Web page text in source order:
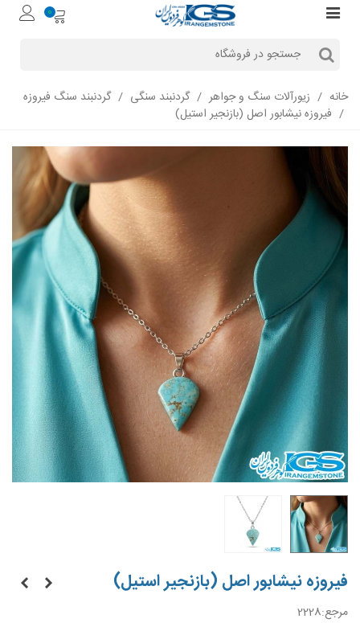
0
خانه / زیورآلات سنگ و جواهر / گردنبند سنگی / گردنبند سنگ فیروزه
/ فیروزه نیشابور اصل (بازنجیر استیل)
فیروزه نیشابور اصل (بازنجیر استیل)
مرجع:2228